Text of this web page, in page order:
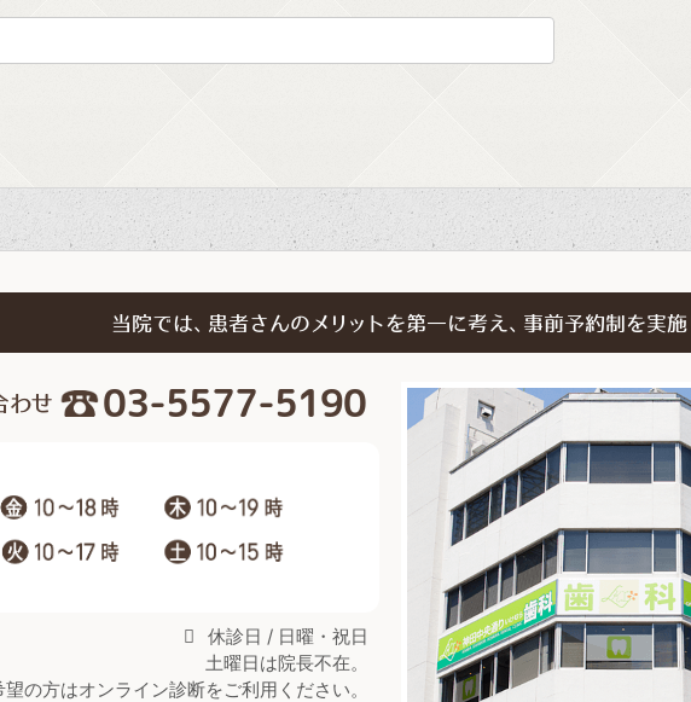
休診日 / 日曜・祝日
土曜日は院長不在。
の方はオンライン診断をご利用ください。